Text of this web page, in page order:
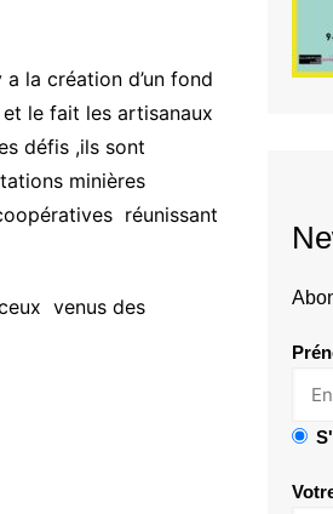
la création d’un fond
le fait les artisanaux
défis ,ils sont
minières
réunissant
venus des